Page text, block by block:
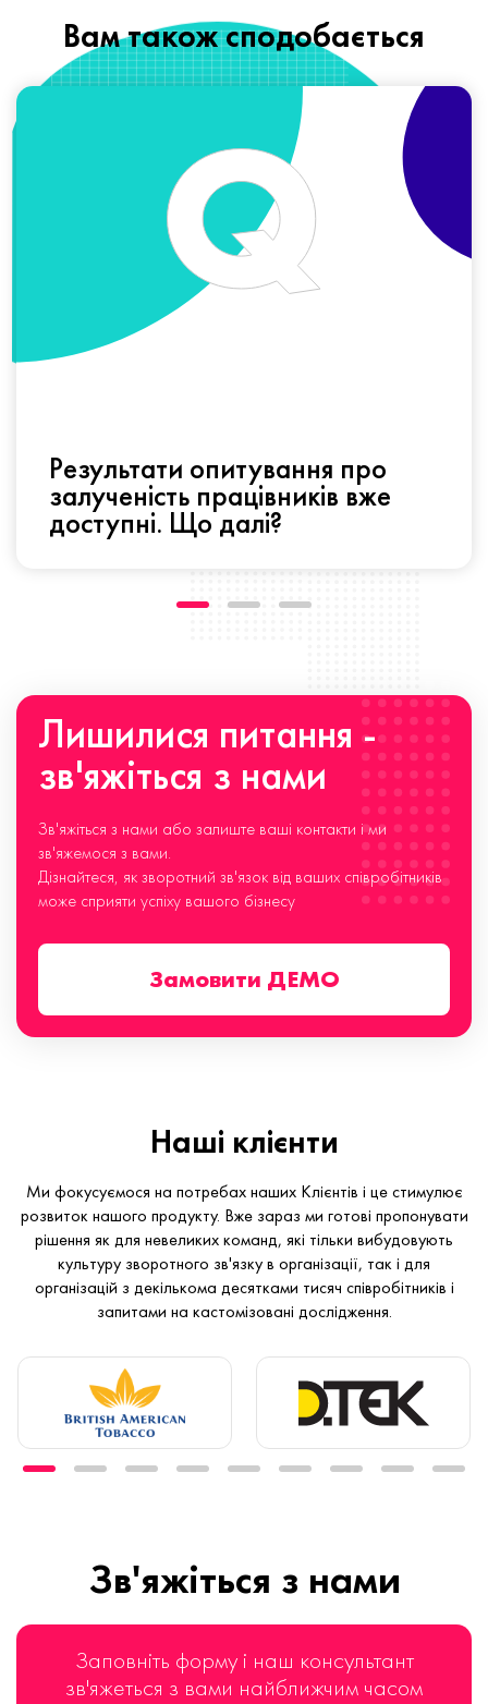
Вам також сподобається
Результати опитування про
залученість працівників вже
доступні. Що далі?
Лишилися питання -
зв'яжіться з нами
Зв'яжіться з нами або залиште ваші контакти і ми
зв'яжемося з вами.
Дізнайтеся, як зворотний зв'язок від ваших співробітників
може сприяти успіху вашого бізнесу
Замовити ДЕМО
Наші клієнти
Ми фокусуємося на потребах наших Клієнтів і це стимулює
розвиток нашого продукту. Вже зараз ми готові пропонувати
рішення як для невеликих команд, які тільки вибудовують
культуру зворотного зв'язку в організації, так і для
організацій з декількома десятками тисяч співробітників і
запитами на кастомізовані дослідження.
Зв'яжіться з нами
Заповніть форму і наш консультант
зв'яжеться з вами найближчим часом